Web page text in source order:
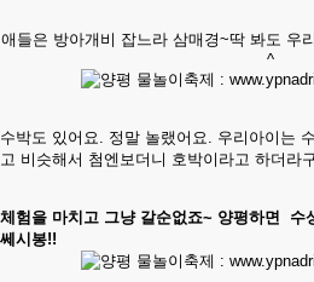
애들은 방아개비 잡느라 삼매경~딱 봐도 우
^
수박도 있어요. 정말 놀랬어요. 우리아이는
고 비슷해서 첨엔보더니 호박이라고 하더라
체험을 마치고 그냥 갈순없죠~ 양평하면 수
쎄시봉!!